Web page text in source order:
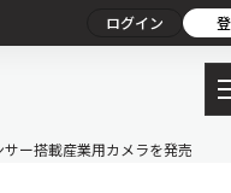
ログイン
ー搭載産業用カメラを発売